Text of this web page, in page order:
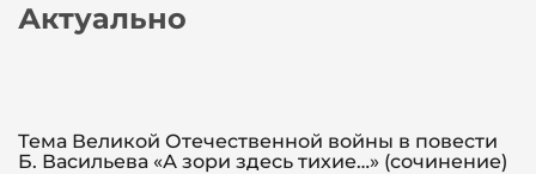
Актуально
Тема Великой Отечественной войны в повести
Б. Васильева «А зори здесь тихие…» (сочинение)